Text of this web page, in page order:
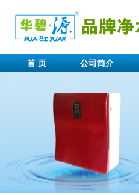
首 页 公司简介